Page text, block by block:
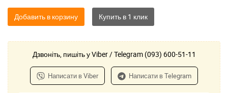
Добавить в корзину
Дзвоніть, пишіть у Viber / Telegram (093) 600-51-11
Написати в Viber Написати в Telegram